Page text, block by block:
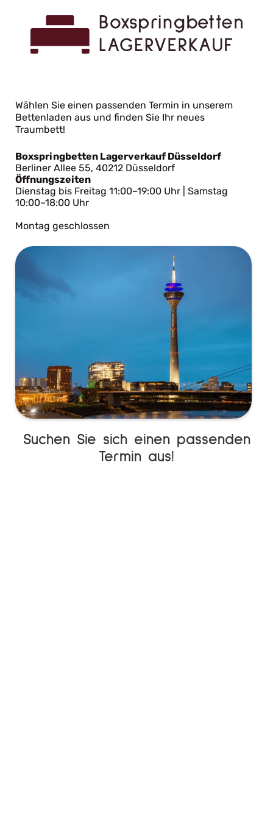
Wählen Sie einen passenden Termin in unserem
Bettenladen aus und finden Sie Ihr neues
Traumbett!
Boxspringbetten Lagerverkauf Düsseldorf
Berliner Allee 55, 40212 Düsseldorf
Öffnungszeiten
Dienstag bis Freitag 11:00–19:00 Uhr | Samstag
10:00–18:00 Uhr
Montag geschlossen
Suchen Sie sich einen passenden
Termin aus!